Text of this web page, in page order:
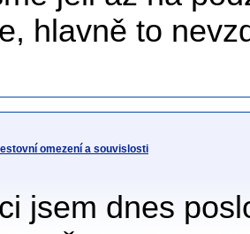
hlavně to
omezení a souvislosti
jsem dnes